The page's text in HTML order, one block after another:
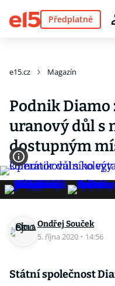
Předplatné
e15.cz Magazín
Podnik Diamo
uranový důl s
dostupným
Ondřej Souček
5. října 2020 · 14:56
Státní společnost